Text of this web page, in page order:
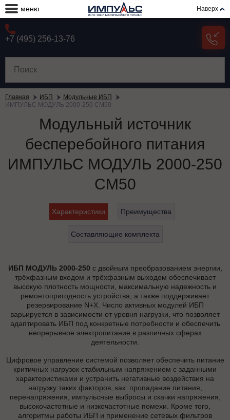
меню Наверх
+7 (495) 256-13-76
Главная ИБП
Модульные ИБП
ИМПУЛЬС МОДУЛЬ 2000-250 СМ50
Модульный источник
бесперебойного питания
ИМПУЛЬС МОДУЛЬ 2000-250
СМ50
Характеристики Преимущества
Составляющие комплекта
ИБП МОДУЛЬ 2000-250 с двойным преобразованием энергии,
трёхфазным входом и трёхфазным выходом обеспечивает
высокую плотность мощности, максимальную надежность и
ремонтопригодность устройства, а также поддерживает
резервирование N+X. Число активных модулей ИБП
варьируется в зависимости от уровня нагрузки, что позволяет
адаптировать ИБП под конкретные потребности и обеспечить
непрерывное электропитание в различных сферах
деятельности.
Цифровое управление системой позволяет обеспечить питание
критичных нагрузок стабильным напряжением с заданными
характеристиками и устранить негативные воздействия на
нагрузку таких факторов, как: пропадание питания,
перенапряжения, импульсные выбросы и скачки напряжения,
высокочастотные и низкочастотные помехи. Кроме того,
алгоритмы работы ИБП и применение сетевых фильтров